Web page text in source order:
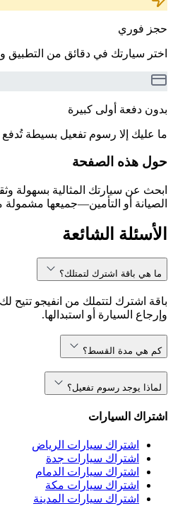
حجز فوري
اختر سيارتك في دقائق من التطبيق
بدون دفعة أولى كبيرة
ما عليك إلا رسوم تفعيل بسيطة تُدفع
حول هذه الصفحة
الصيانة أو التأمين—جميعها
الأسئلة الشائعة
ما هي باقة اشترك لتمتلك؟
باقة اشترك لتتملك من انفيجو تتيح
وإرجاع السيارة أو استبدالها.
كم هي مدة القسط؟
لماذا يوجد رسوم تفعيل؟
اشتراك السيارات
اشتراك سيارات الرياض
اشتراك سيارات جدة
اشتراك سيارات الدمام
اشتراك سيارات مكة
اشتراك سيارات المدينة